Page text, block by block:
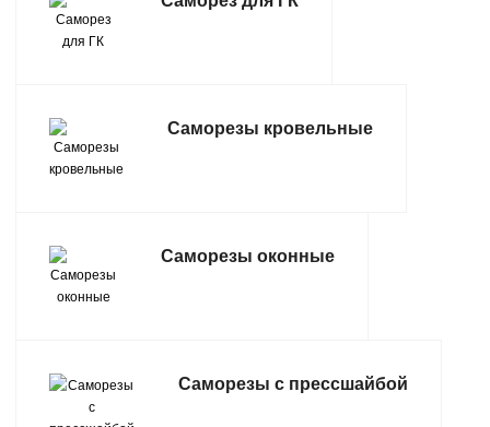
СНЕГОУБОРОЧНЫЙ ИНВЕНТАРЬ
СТРОИТЕЛЬНЫЕ И ОТДЕЛОЧНЫЕ МАТЕРИАЛЫ
ТОВАРЫ ДЛЯ АВТО
ТОВАРЫ ДЛЯ ЖИВОТНЫХ
ЭЛЕКТРОИНСТРУМЕНТЫ, БЕНЗОИНСТРУМЕНТЫ
Саморезы кровельные
Саморезы оконные
Саморезы с прессшайбой